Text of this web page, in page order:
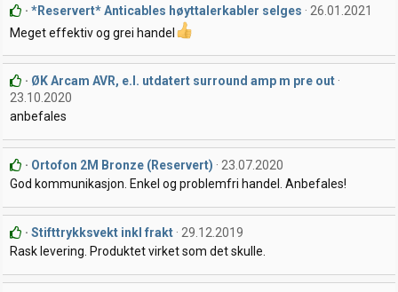
*Reservert* Anticables høyttalerkabler selges
26.01.2021
Meget effektiv og grei handel
ØK Arcam AVR, e.l. utdatert surround amp m pre out
23.10.2020
anbefales
Ortofon 2M Bronze (Reservert)
23.07.2020
God kommunikasjon. Enkel og problemfri handel. Anbefales!
Stifttrykksvekt inkl frakt 29.12.2019
Rask levering. Produktet virket som det skulle.